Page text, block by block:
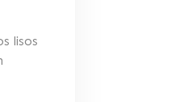
lisos